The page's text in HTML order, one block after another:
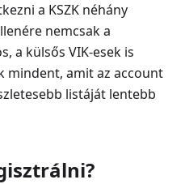
a KSZK néhány
nemcsak a
a külsős VIK-esek is
mindent, amit az account
listáját lentebb